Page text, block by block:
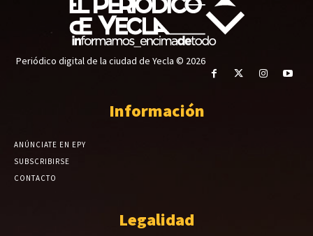
Periódico digital de la ciudad de Yecla © 2026
Información
ANÚNCIATE EN EPY
SUBSCRIBIRSE
CONTACTO
Legalidad